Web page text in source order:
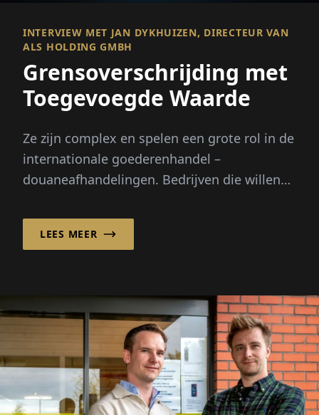
INTERVIEW MET JAN DYKHUIZEN, DIRECTEUR VAN
ALS HOLDING GMBH
Grensoverschrijding met
Toegevoegde Waarde
Ze zijn complex en spelen een grote rol in de
internationale goederenhandel –
douaneafhandelingen. Bedrijven die willen
LEES MEER